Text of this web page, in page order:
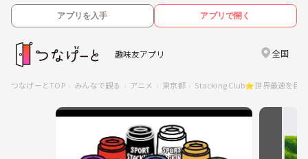
アプリを入手 アプリで開く
趣味友アプリ 全国
つなげーとTOP みんなで観る アニメ 東京都 Stacking Club⭐️世界最速を目